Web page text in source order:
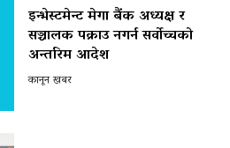
इन्भेस्टमेन्ट मेगा बैंक अध्यक्ष र
सञ्चालक पक्राउ नगर्न सर्वोच्चको
अन्तरिम आदेश
कानून खबर